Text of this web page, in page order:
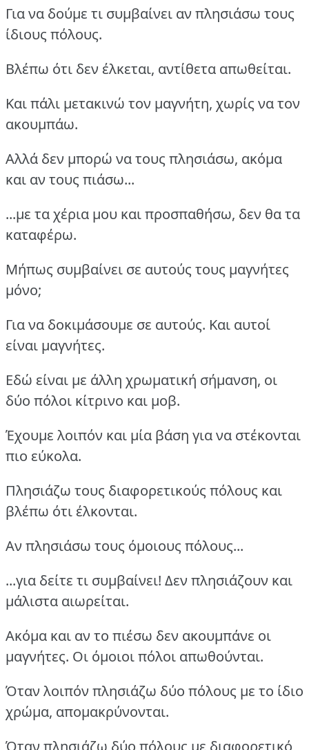
Για να δούμε τι συμβαίνει αν πλησιάσω τους
ίδιους πόλους.
Βλέπω ότι δεν έλκεται, αντίθετα απωθείται.
Και πάλι μετακινώ τον μαγνήτη, χωρίς να τον
ακουμπάω.
Αλλά δεν μπορώ να τους πλησιάσω, ακόμα
και αν τους πιάσω...
...με τα χέρια μου και προσπαθήσω, δεν θα τα
καταφέρω.
Μήπως συμβαίνει σε αυτούς τους μαγνήτες
μόνο;
Για να δοκιμάσουμε σε αυτούς. Και αυτοί
είναι μαγνήτες.
Εδώ είναι με άλλη χρωματική σήμανση, οι
δύο πόλοι κίτρινο και μοβ.
Έχουμε λοιπόν και μία βάση για να στέκονται
πιο εύκολα.
Πλησιάζω τους διαφορετικούς πόλους και
βλέπω ότι έλκονται.
Αν πλησιάσω τους όμοιους πόλους...
...για δείτε τι συμβαίνει! Δεν πλησιάζουν και
μάλιστα αιωρείται.
Ακόμα και αν το πιέσω δεν ακουμπάνε οι
μαγνήτες. Οι όμοιοι πόλοι απωθούνται.
Όταν λοιπόν πλησιάζω δύο πόλους με το ίδιο
χρώμα, απομακρύνονται.
Όταν πλησιάζω δύο πόλους με διαφορετικό